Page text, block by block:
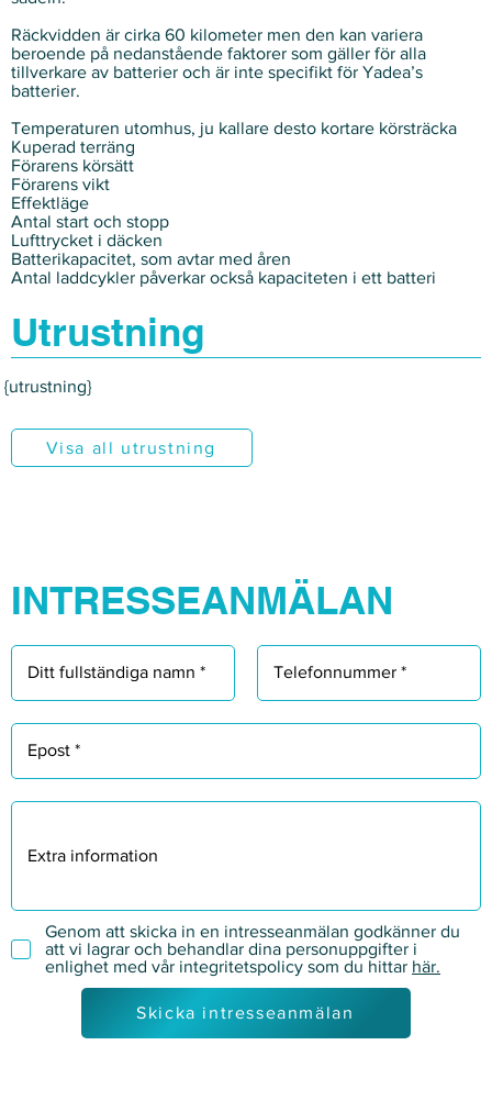
Räckvidden är cirka 60 kilometer men den kan variera
beroende på nedanstående faktorer som gäller för alla
tillverkare av batterier och är inte specifikt för Yadea’s
batterier.
Temperaturen utomhus, ju kallare desto kortare körsträcka
Kuperad terräng
Förarens körsätt
Förarens vikt
Effektläge
Antal start och stopp
Lufttrycket i däcken
Batterikapacitet, som avtar med åren
Antal laddcykler påverkar också kapaciteten i ett batteri
Utrustning
{utrustning}
Visa all utrustning
Genom att skicka in en intresseanmälan godkänner du
att vi lagrar och behandlar dina personuppgifter i
enlighet med vår integritetspolicy som du hittar här.
Skicka intresseanmälan
INTRESSEANMÄLAN